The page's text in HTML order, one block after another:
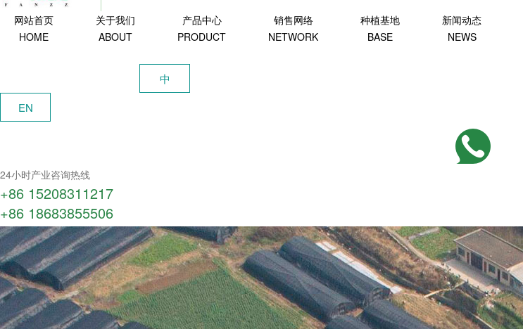
网站首页
HOME
关于我们
ABOUT
产品中心
PRODUCT
销售网络
NETWORK
种植基地
BASE
新闻动态
NEWS
中
EN
24小时产业咨询热线
+86 15208311217​
+86 18683855506